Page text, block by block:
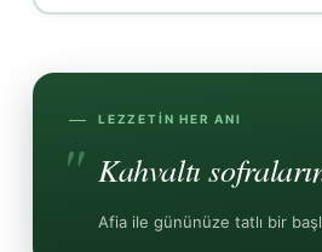
LEZZETIN HER ANI
Kahvaltı
Afia ile gününüze tatlı bir